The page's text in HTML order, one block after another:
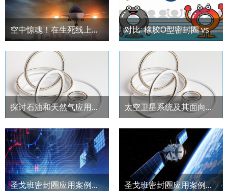
空中惊魂！在生死线上徘徊的飞机事故 对比: 橡胶O型密封圈 vs OmniSeal®弹簧蓄能密封圈
探讨石油和天然气应用中选择聚合物弹簧蓄能密封圈的4个关键考虑因素 太空卫星系统及其面向密封和聚合物材料解决方案的发展趋势
圣戈班密封圈应用案例研究之太空：气象卫星校准仪器案例 圣戈班密封圈应用案例研究之太空：卫星太阳能电池板阵列部署系统案例